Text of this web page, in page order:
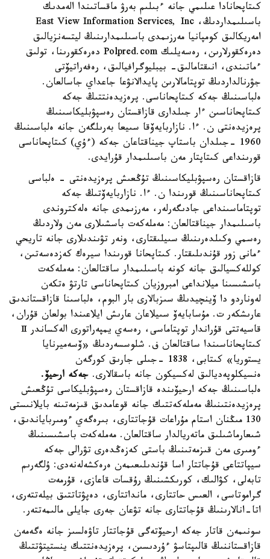
كىتاپحانادا عىلىمي جانە ءبىلىم بەرۋ ماقساتىندا الەمدىك
باسىلىمداردىڭ، East View Information Services, Inc
امەريكالىق كومپانيا مەرزىمدى باسىلىمدارىنىڭ ليتسەنزيالىق
دەرەكقورلارىن، رەسەيلىك Polpred.com دەرەكقورىنا، تولىق
ءماتىندى، انىقتامالىق- بيبليوگرافيالىق، رەفەراتيۆتى
جۋرنالداردىڭ توپتامالارىن پايدالانۋعا جاعداي جاسالعان.
ەلباسىنىڭ جەكە كىتاپحاناسى. پرەزيدەنتتىڭ جەكە
كىتاپحاناسىن ءار جىلدارى قازاقستان رەسپۋبليكاسىنىڭ
پرەزيدەنتى ن. ءا. نازاربايەۆقا سىيعا بەرىلگەن جانە ەلباسىنىڭ
1960 -جىلدان باستاپ جيناقتاعان جەكە (ءۇي) كىتاپحاناسى
قورىنداعى كىتاپتار مەن باسىلىمدار قۇرايدى.
قازاقستان رەسپۋبليكاسىنىڭ تۇڭعىش پرەزيدەنتى - ەلباسى
كىتاپحاناسىنىڭ قورىندا ن. ءا. نازاربايەۆتىڭ جەكە
توپتاماسىنداعى جادىگەرلەر، مەرزىمدى جانە ەلەكتروندى
باسىلىمدار جيناقتالعان: مەملەكەت باسشىلارى مەن ولاردىڭ
رەسمي وكىلدەرىنىڭ سىيلىقتارى، ونەر تۋىندىلارى جانە تاريحي
ءمانى زور قۇندىلىقتار. كىتاپحانا قورىندا سيرەك كەزدەسەتىن،
كوللەكسيالىق جانە كونە باسىلىمدار ساقتالعان: مەملەكەت
باسشىسىنا ميلانداعى امبروزيان كىتاپحاناسى تارتۋ ەتكەن
لەوناردو دا ۆينچيدىڭ سىزبالارى بار البوم، ەلباسىنا قازاقستاندىق
عارىشكەر ت. مۇسابايەۆ سىيلاعان عارىش ايلاعىندا بولعان قۇران،
قاسيەتتى قۇراندار توپتاماسى، رەسەي يمپەراتورى الەكساندر Ⅱ
كىتاپحاناسىندا ساقتالعان ف. شلوسسەردىڭ «ۆسەميرنايا
يستوريا» كىتابى، 1838 -جىلى جارىق كورگەن
ەنسيكلوپەديالىق لەكسيكون جانە باسقالارى. جەكە ارحيۆ.
ەلباسىنىڭ جەكە ارحيۆىندە قازاقستان رەسپۋبليكاسى تۇڭعىش
پرەزيدەنتىنىڭ مەملەكەتتىك جانە قوعامدىق قىزمەتىنە بايلانىستى
130 مىڭنان استام مۇراعات قۇجاتتارى، بىرەگەي ءومىرباياندىق،
شىعارماشىلىق ماتەريالدار ساقتالعان. مەملەكەت باسشىسىنىڭ
ءومىرى مەن قىزمەتىنىڭ باستى كەزەڭدەرى تۋرالى جەكە
سيپاتتاعى قۇجاتتار اسا قۇندىلىعىمەن ەرەكشەلەنەدى: ۇلگەرىم
تابەلى، كۋالىك، كورىكشىنىڭ رۇقسات قاعازى، قۇرمەت
گراموتاسى، العىس حاتتارى، مانداتتارى، دەپۋتاتتىق بيلەتتەرى،
اتا-انالارىنىڭ قۇجاتتارى جانە تۋعان جەرى جايلى مالىمەتتەر.
سونىمەن قاتار جەكە ارحيۆتەگى قۇجاتتار تاۋەلسىز جانە ەگەمەن
قازاقستاننىڭ قالىپتاسۋ ءۇردىسىن، پرەزيدەنتتىك ينستيتۋتتىڭ